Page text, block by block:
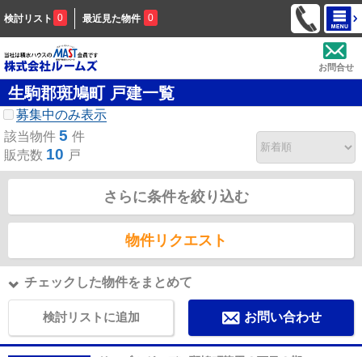
検討リスト 0 最近見た物件 0
お問合せ
生駒郡斑鳩町 戸建一覧
募集中のみ表示
該当物件 5 件
販売数 10 戸
さらに条件を絞り込む
物件リクエスト
チェックした物件をまとめて
検討リストに追加 お問い合わせ